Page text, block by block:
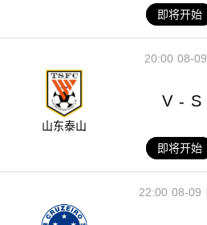
即将开始
08-09
20:00
山东泰山
V - S
即将开始
08-09
22:00